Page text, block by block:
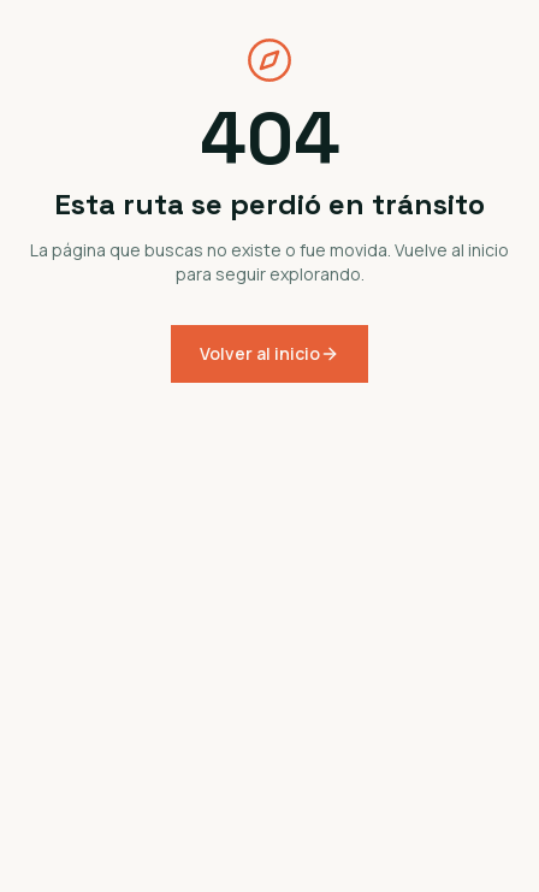
404
Esta ruta se perdió en tránsito
La página que buscas no existe o fue movida. Vuelve al inicio
para seguir explorando.
Volver al inicio